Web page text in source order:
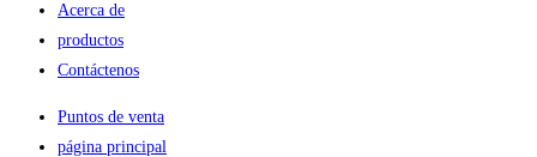
Acerca de
productos
Contáctenos
Puntos de venta
página principal